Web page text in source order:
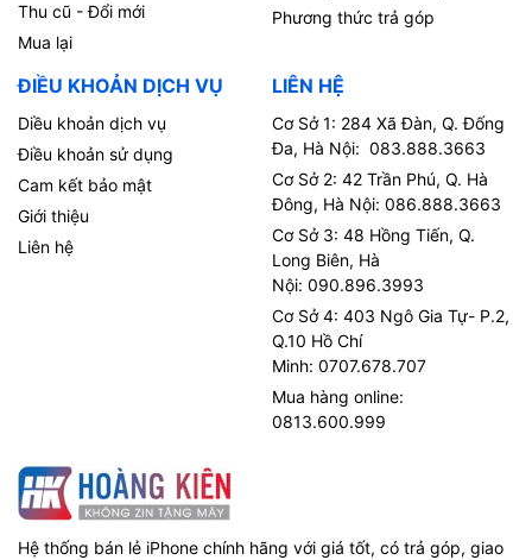
Thu cũ - Đổi mới
Mua lại
Phương thức trả góp
ĐIỀU KHOẢN DỊCH VỤ
Diều khoản dịch vụ
Điều khoản sử dụng
Cam kết bảo mật
Giới thiệu
Liên hệ
LIÊN HỆ
Cơ Sở 1: 284 Xã Đàn, Q. Đống
Đa, Hà Nội: 083.888.3663
Cơ Sở 2: 42 Trần Phú, Q. Hà
Đông, Hà Nội: 086.888.3663
Cơ Sở 3: 48 Hồng Tiến, Q.
Long Biên, Hà
Nội: 090.896.3993
Cơ Sở 4: 403 Ngô Gia Tự- P.2,
Q.10 Hồ Chí
Minh: 0707.678.707
Mua hàng online:
0813.600.999
Hệ thống bán lẻ iPhone chính hãng với giá tốt, có trả góp, giao